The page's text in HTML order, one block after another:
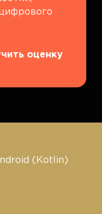
оценку
(Kotlin)